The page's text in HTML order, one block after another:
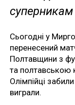
суперникам
Сьогодні у
перенесений
Полтавщини з
та полтавською
Олімпійці
виграли.